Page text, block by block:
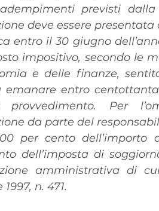
previsti
deve essere
entro il 30 giugno
impositivo, secondo le
e delle finanze,
emanare entro
provvedimento. Per
da parte del
per cento dell’importo
dell’imposta di
amministrativa di
n. 471.